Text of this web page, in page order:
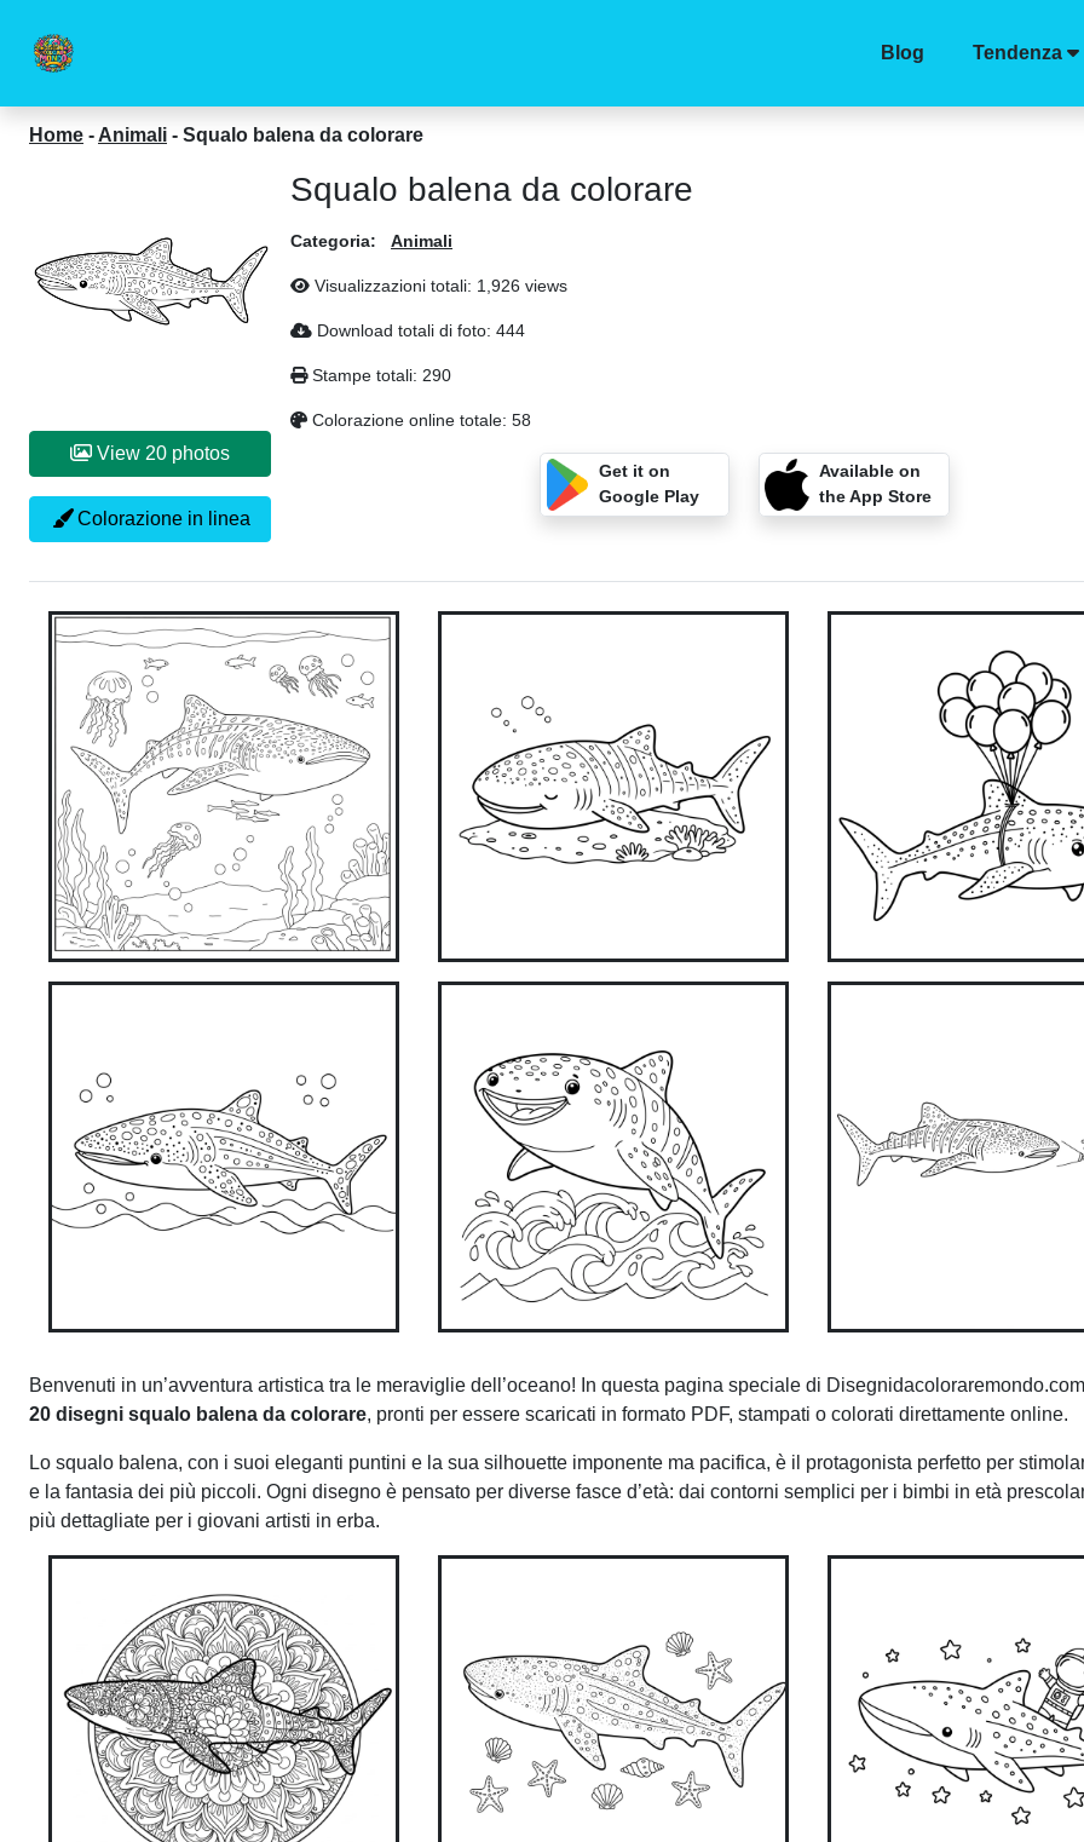
Blog Tendenza
Home - Animali - Squalo balena da colorare
View 20 photos
Colorazione in linea
Squalo balena da colorare
Categoria: Animali
Visualizzazioni totali: 1,926 views
Download totali di foto: 444
Stampe totali: 290
Colorazione online totale: 58
Get it on
Google Play
Available on
the App Store
Benvenuti in un’avventura artistica tra le meraviglie dell’oceano! In questa pagina speciale di
20 disegni squalo balena da colorare, pronti per essere scaricati in formato PDF, stampati o colorati direttamente online.
Lo squalo balena, con i suoi eleganti puntini e la sua silhouette imponente ma pacifica, è il protagonista perfetto per
e la fantasia dei più piccoli. Ogni disegno è pensato per diverse fasce d’età: dai contorni semplici per i bimbi in età
più dettagliate per i giovani artisti in erba.